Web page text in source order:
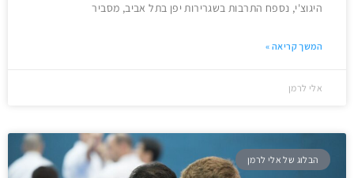
היגוצ'י, נספח התרבות בשגרירות יפן בתל אביב, מסביר
המשך קריאה »
אלי לרמן
הבלוג של אלי לרמן